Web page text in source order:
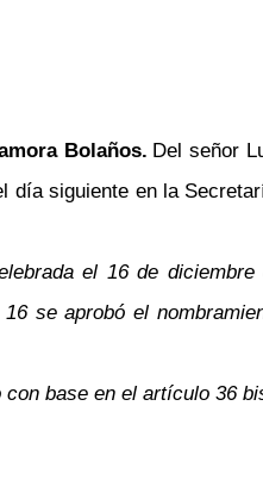
Bolaños. Del señor
siguiente en la
el 16 de
se aprobó el
base en el artículo 36